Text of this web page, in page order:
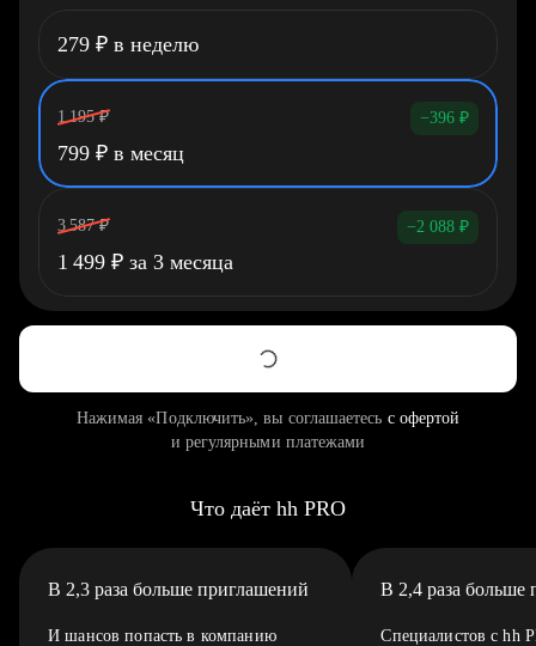
279 ₽ в неделю
1 195 ₽ −396 ₽
799 ₽ в месяц
3 587 ₽ −2 088 ₽
1 499 ₽ за 3 месяца
Нажимая «Подключить», вы соглашаетесь с офертой
и регулярными платежами
Что даёт hh PRO
В 2,3 раза больше приглашений
И шансов попасть в компанию
В 2,4 раза больше
Специалистов с hh